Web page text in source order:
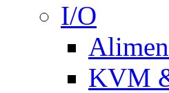
I/O
KVM